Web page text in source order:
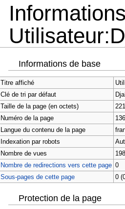
Informations de base
Titre affiché
Clé de tri par défaut
Taille de la page (en octets)
221
Numéro de la page
Langue du contenu de la page
Indexation par robots
Nombre de vues
198
Nombre de redirections vers cette page 0
Sous-pages de cette page
0
Protection de la page